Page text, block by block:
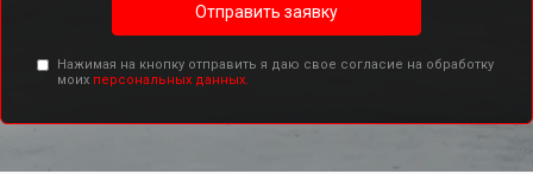
Отправить заявку
Нажимая на кнопку отправить я даю свое согласие на обработку
моих персональных данных.